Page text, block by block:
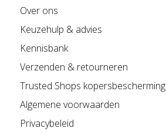
Over ons
Keuzehulp & advies
Kennisbank
Verzenden & retourneren
Trusted Shops kopersbescherming
Algemene voorwaarden
Privacybeleid